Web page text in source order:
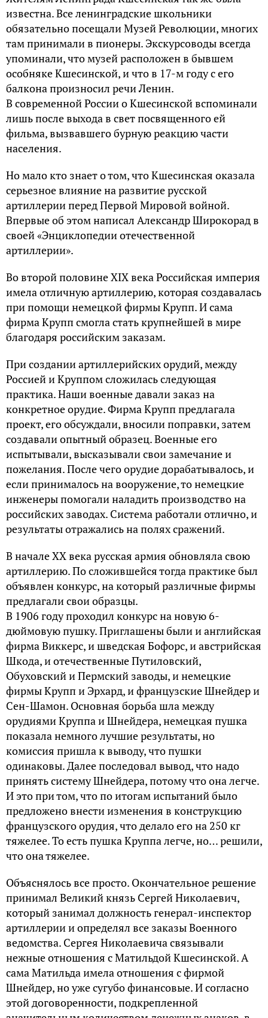
известна. Все ленинградские школьники
обязательно посещали Музей Революции, многих
там принимали в пионеры. Экскурсоводы всегда
упоминали, что музей расположен в бывшем
особняке Кшесинской, и что в 17-м году с его
балкона произносил речи Ленин.
В современной России о Кшесинской вспоминали
лишь после выхода в свет посвященного ей
фильма, вызвавшего бурную реакцию части
населения.
Но мало кто знает о том, что Кшесинская оказала
серьезное влияние на развитие русской
артиллерии перед Первой Мировой войной.
Впервые об этом написал Александр Широкорад в
своей «Энциклопедии отечественной
артиллерии».
Во второй половине XIX века Российская империя
имела отличную артиллерию, которая создавалась
при помощи немецкой фирмы Крупп. И сама
фирма Крупп смогла стать крупнейшей в мире
благодаря российским заказам.
При создании артиллерийских орудий, между
Россией и Круппом сложилась следующая
практика. Наши военные давали заказ на
конкретное орудие. Фирма Крупп предлагала
проект, его обсуждали, вносили поправки, затем
создавали опытный образец. Военные его
испытывали, высказывали свои замечание и
пожелания. После чего орудие дорабатывалось, и
если принималось на вооружение, то немецкие
инженеры помогали наладить производство на
российских заводах. Система работали отлично, и
результаты отражались на полях сражений.
В начале XX века русская армия обновляла свою
артиллерию. По сложившейся тогда практике был
объявлен конкурс, на который различные фирмы
предлагали свои образцы.
В 1906 году проходил конкурс на новую 6-
дюймовую пушку. Приглашены были и английская
фирма Виккерс, и шведская Бофорс, и австрийская
Шкода, и отечественные Путиловский,
Обуховский и Пермский заводы, и немецкие
фирмы Крупп и Эрхард, и французские Шнейдер и
Сен-Шамон. Основная борьба шла между
орудиями Круппа и Шнейдера, немецкая пушка
показала немного лучшие результаты, но
комиссия пришла к выводу, что пушки
одинаковы. Далее последовал вывод, что надо
принять систему Шнейдера, потому что она легче.
И это при том, что по итогам испытаний было
предложено внести изменения в конструкцию
французского орудия, что делало его на 250 кг
тяжелее. То есть пушка Круппа легче, но… решили,
что она тяжелее.
Объяснялось все просто. Окончательное решение
принимал Великий князь Сергей Николаевич,
который занимал должность генерал-инспектор
артиллерии и определял все заказы Военного
ведомства. Сергея Николаевича связывали
нежные отношения с Матильдой Кшесинской. А
сама Матильда имела отношения с фирмой
Шнейдер, но уже сугубо финансовые. И согласно
этой договоренности, подкрепленной